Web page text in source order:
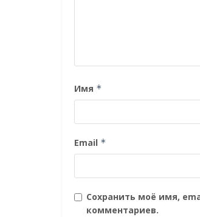
Имя *
Email *
Сохранить моё имя,
комментариев.